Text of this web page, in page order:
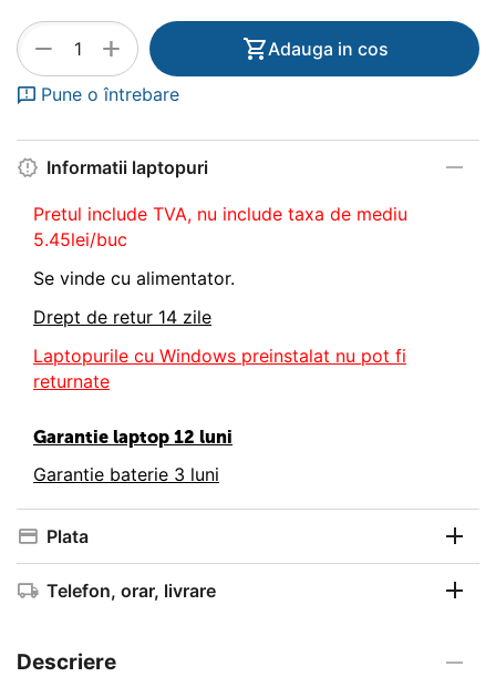
+
− Adauga in cos
Pune o întrebare
Informatii laptopuri
Pretul include TVA, nu include taxa de mediu
5.45lei/buc
Se vinde cu alimentator.
Drept de retur 14 zile
Laptopurile cu Windows preinstalat nu pot fi
returnate
Garantie laptop 12 luni
Garantie baterie 3 luni
Plata
Telefon, orar, livrare
Descriere